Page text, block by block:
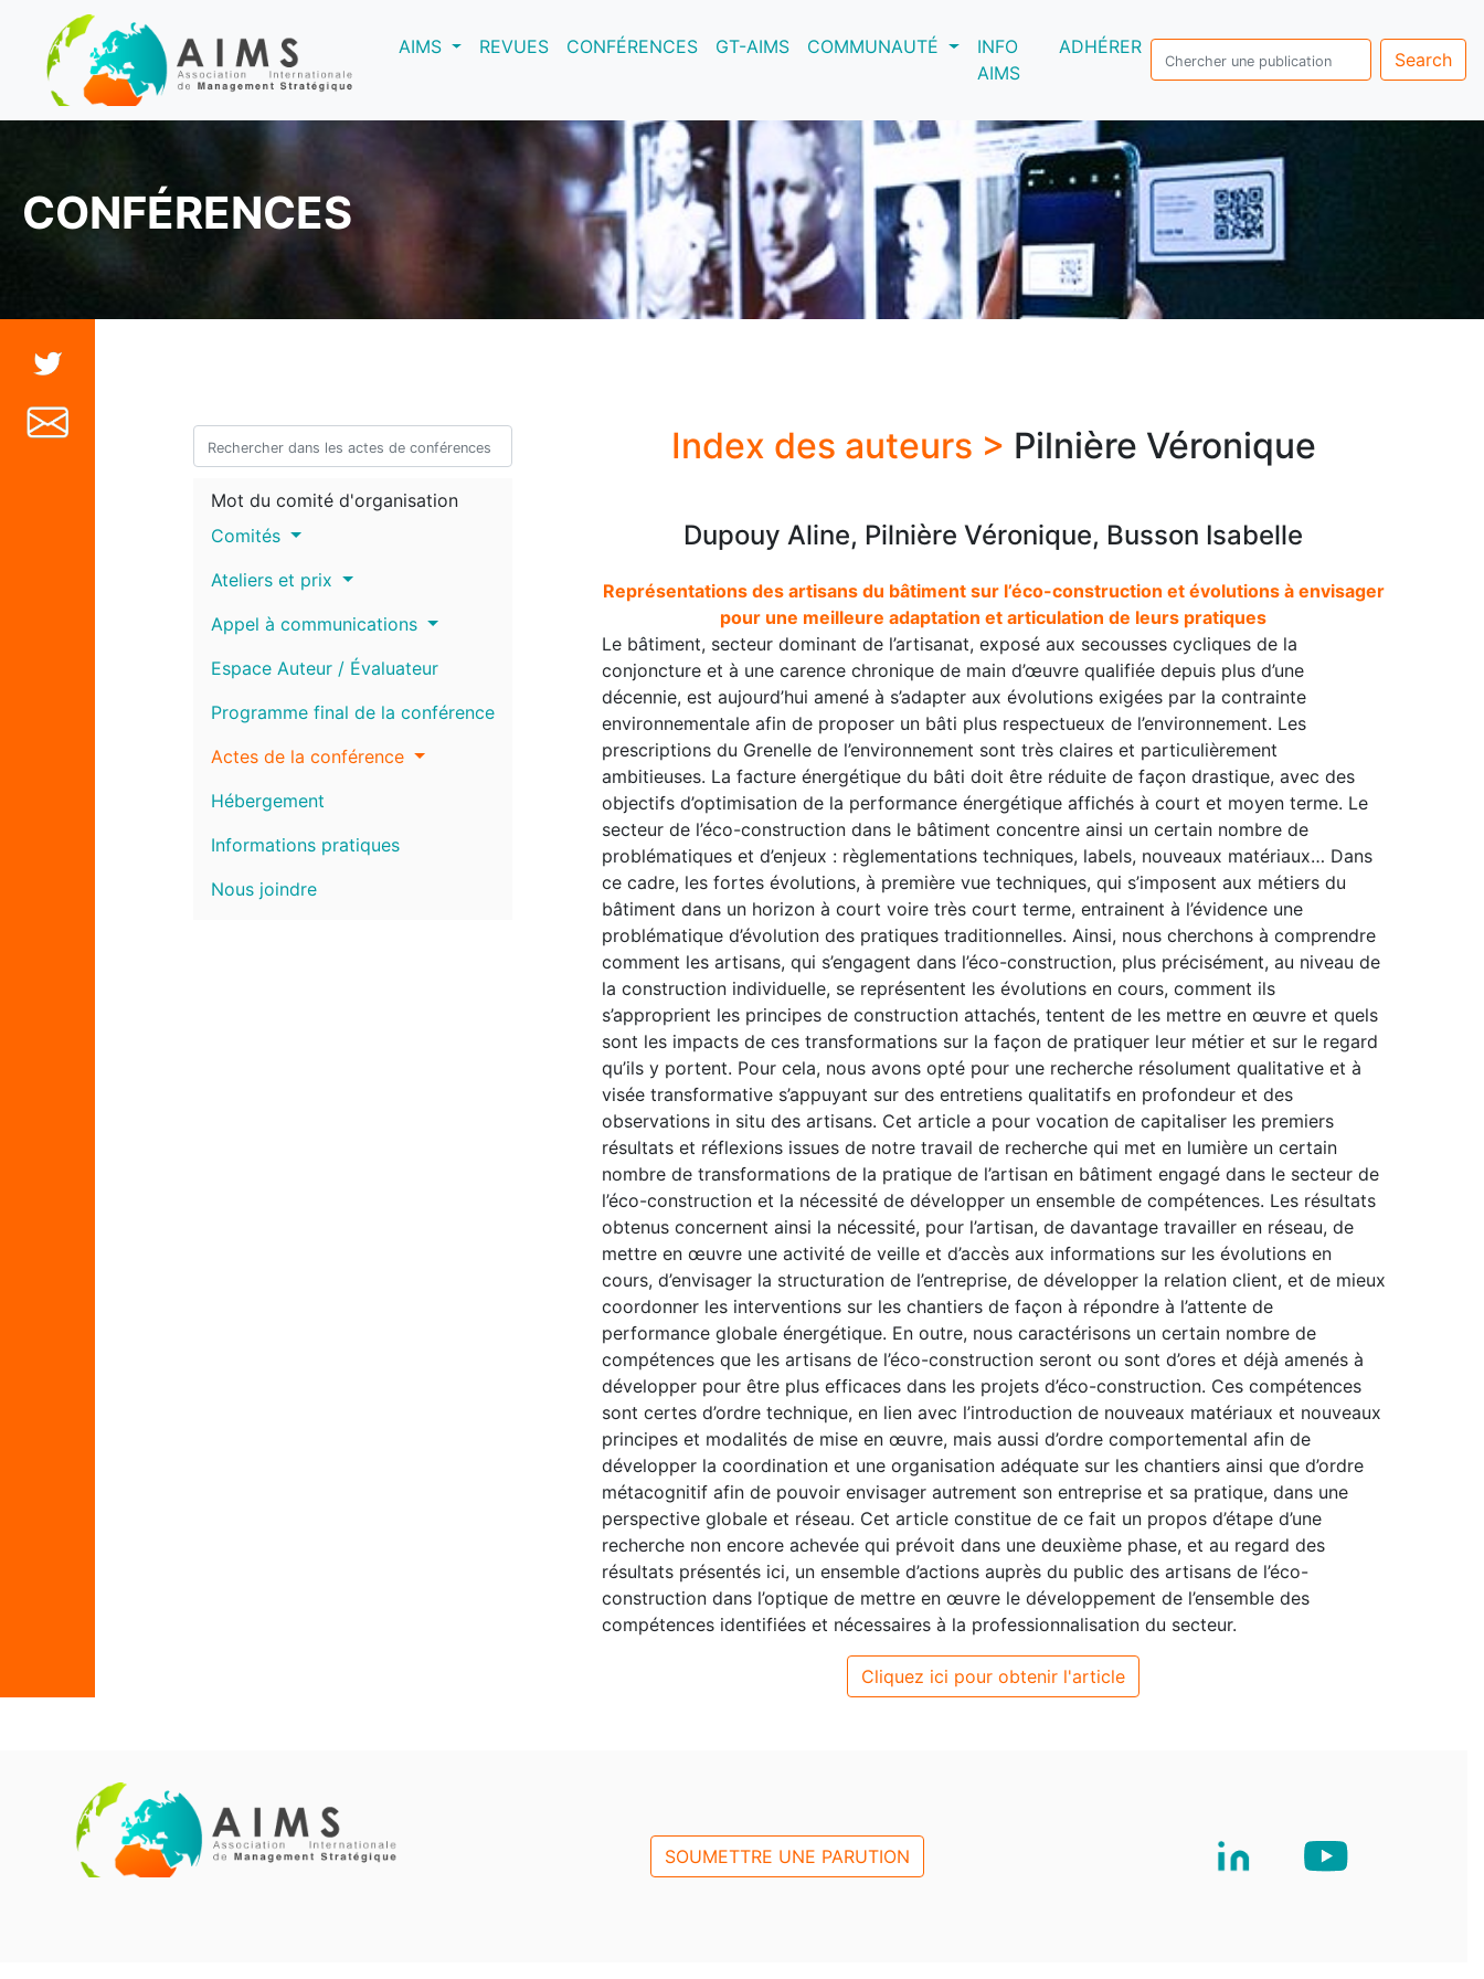
AIMS(current)REVUES CONFÉRENCES GT-AIMS COMMUNAUTÉ
INFO
AIMS
ADHÉRER
Search
CONFÉRENCES
Mot du comité d'organisation
Comités
Ateliers et prix
Appel à communications
Espace Auteur / Évaluateur
Programme final de la conférence
Actes de la conférence
Hébergement
Informations pratiques
Nous joindre
Index des auteurs > Pilnière Véronique
Dupouy Aline, Pilnière Véronique, Busson Isabelle
Représentations des artisans du bâtiment sur l’éco-construction et évolutions à envisager
pour une meilleure adaptation et articulation de leurs pratiques
Le bâtiment, secteur dominant de l’artisanat, exposé aux secousses cycliques de la
conjoncture et à une carence chronique de main d’œuvre qualifiée depuis plus d’une
décennie, est aujourd’hui amené à s’adapter aux évolutions exigées par la contrainte
environnementale afin de proposer un bâti plus respectueux de l’environnement. Les
prescriptions du Grenelle de l’environnement sont très claires et particulièrement
ambitieuses. La facture énergétique du bâti doit être réduite de façon drastique, avec des
objectifs d’optimisation de la performance énergétique affichés à court et moyen terme. Le
secteur de l’éco-construction dans le bâtiment concentre ainsi un certain nombre de
problématiques et d’enjeux : règlementations techniques, labels, nouveaux matériaux… Dans
ce cadre, les fortes évolutions, à première vue techniques, qui s’imposent aux métiers du
bâtiment dans un horizon à court voire très court terme, entrainent à l’évidence une
problématique d’évolution des pratiques traditionnelles. Ainsi, nous cherchons à comprendre
comment les artisans, qui s’engagent dans l’éco-construction, plus précisément, au niveau de
la construction individuelle, se représentent les évolutions en cours, comment ils
s’approprient les principes de construction attachés, tentent de les mettre en œuvre et quels
sont les impacts de ces transformations sur la façon de pratiquer leur métier et sur le regard
qu’ils y portent. Pour cela, nous avons opté pour une recherche résolument qualitative et à
visée transformative s’appuyant sur des entretiens qualitatifs en profondeur et des
observations in situ des artisans. Cet article a pour vocation de capitaliser les premiers
résultats et réflexions issues de notre travail de recherche qui met en lumière un certain
nombre de transformations de la pratique de l’artisan en bâtiment engagé dans le secteur de
l’éco-construction et la nécessité de développer un ensemble de compétences. Les résultats
obtenus concernent ainsi la nécessité, pour l’artisan, de davantage travailler en réseau, de
mettre en œuvre une activité de veille et d’accès aux informations sur les évolutions en
cours, d’envisager la structuration de l’entreprise, de développer la relation client, et de mieux
coordonner les interventions sur les chantiers de façon à répondre à l’attente de
performance globale énergétique. En outre, nous caractérisons un certain nombre de
compétences que les artisans de l’éco-construction seront ou sont d’ores et déjà amenés à
développer pour être plus efficaces dans les projets d’éco-construction. Ces compétences
sont certes d’ordre technique, en lien avec l’introduction de nouveaux matériaux et nouveaux
principes et modalités de mise en œuvre, mais aussi d’ordre comportemental afin de
développer la coordination et une organisation adéquate sur les chantiers ainsi que d’ordre
métacognitif afin de pouvoir envisager autrement son entreprise et sa pratique, dans une
perspective globale et réseau. Cet article constitue de ce fait un propos d’étape d’une
recherche non encore achevée qui prévoit dans une deuxième phase, et au regard des
résultats présentés ici, un ensemble d’actions auprès du public des artisans de l’éco-
construction dans l’optique de mettre en œuvre le développement de l’ensemble des
compétences identifiées et nécessaires à la professionnalisation du secteur.
Cliquez ici pour obtenir l'article
SOUMETTRE UNE PARUTION